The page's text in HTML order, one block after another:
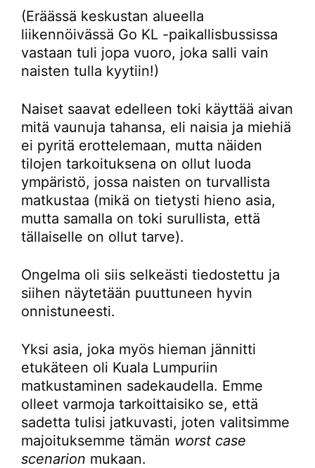
(Eräässä keskustan alueella
liikennöivässä Go KL -paikallisbussissa
vastaan tuli jopa vuoro, joka salli vain
naisten tulla kyytiin!)
Naiset saavat edelleen toki käyttää aivan
mitä vaunuja tahansa, eli naisia ja miehiä
ei pyritä erottelemaan, mutta näiden
tilojen tarkoituksena on ollut luoda
ympäristö, jossa naisten on turvallista
matkustaa (mikä on tietysti hieno asia,
mutta samalla on toki surullista, että
tällaiselle on ollut tarve).
Ongelma oli siis selkeästi tiedostettu ja
siihen näytetään puuttuneen hyvin
onnistuneesti.
Yksi asia, joka myös hieman jännitti
etukäteen oli Kuala Lumpuriin
matkustaminen sadekaudella. Emme
olleet varmoja tarkoittaisiko se, että
sadetta tulisi jatkuvasti, joten valitsimme
majoituksemme tämän worst case
scenarion mukaan.